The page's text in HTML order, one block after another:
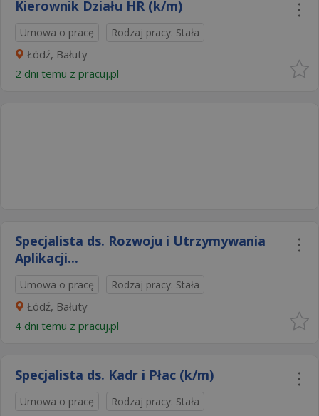
Kierownik Działu HR (k/m)
Umowa o pracę Rodzaj pracy: Stała
Łódź, Bałuty
2 dni temu z pracuj.pl
Specjalista ds. Rozwoju i Utrzymywania
Aplikacji...
Umowa o pracę Rodzaj pracy: Stała
Łódź, Bałuty
4 dni temu z pracuj.pl
Specjalista ds. Kadr i Płac (k/m)
Umowa o pracę Rodzaj pracy: Stała